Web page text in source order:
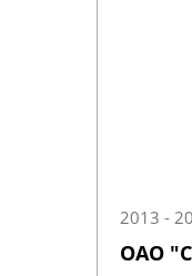
2013 -
ОАО